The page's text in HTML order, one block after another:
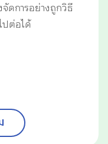
ดการอย่างถูกวิธี
ปต่อได้